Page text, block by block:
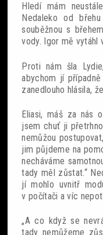
Hledí mám
Nedaleko od
souběžnou s
vody. Igor mě vytáhl
Proti nám šla
abychom jí
zanedlouho hlásila,
Eliasi, máš za nás
jsem chuť ji
nemůžou
jim půjdeme na
necháváme
tady měl zůstat.“
jí mohlo uvnitř
v počítači a víc
„A co když se
tady nemůžeme